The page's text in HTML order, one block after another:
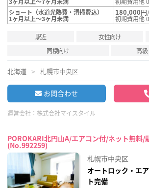
ショート（水道光熱費・清掃費込）
1ヶ月以上～3ヶ月未満
180,000円
初期費用他
駅近 女性向け
同棲向け
高級
北海道 札幌市中央区
お問合わせ
運営会社： 株式会社マイスタイル
POROKARI北円山A/エアコン付/ネット無料/
(No.992259)
札幌市中央区
オートロック・エ
ト完備